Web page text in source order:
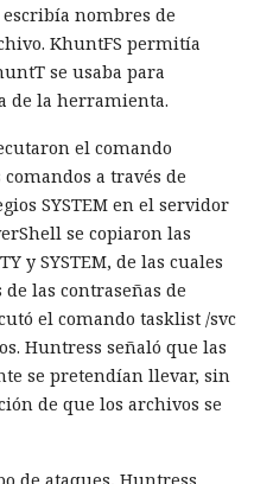
ganó dinero durante
de otras personas, antes
estadounidense por
últimos años — ataque a
de cargos de fraude
nombres de
KhuntFS permitía
se usaba para
de la herramienta.
el comando
a través de
SYSTEM en el servidor
se copiaron las
y SYSTEM, de las cuales
las contraseñas de
el comando tasklist /svc
Huntress señaló que las
se pretendían llevar, sin
de que los archivos se